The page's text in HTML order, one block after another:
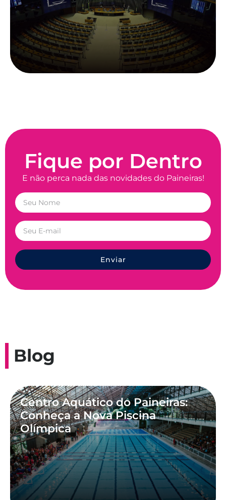
Fique por Dentro
E não perca nada das novidades do Paineiras!
Enviar
Blog
Centro Aquático do Paineiras:
Conheça a Nova Piscina
Olímpica